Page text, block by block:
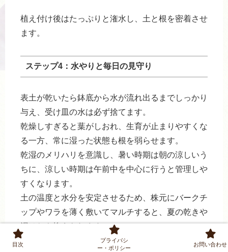
植え付け後はたっぷりと潅水し、土と根を密着させ
ます。
ステップ4：水やりと毎日の見守り
表土が乾いたら鉢底から水が流れ出るまでしっかり
与え、受け皿の水は必ず捨てます。
乾燥しすぎると葉がしおれ、生育が止まりやすくな
る一方、常に湿った状態も根を弱らせます。
乾湿のメリハリを意識し、暑い時期は朝の涼しいう
ちに、涼しい時期は午前中を中心に行うと管理しや
すくなります。
土の温度と水分を安定させるため、株元にバークチ
ップやワラを薄く敷いてマルチすると、夏の乾きや
泥はねも抑えられます。
目次
プライバシ
ー・ポリシー
お問い合わせ